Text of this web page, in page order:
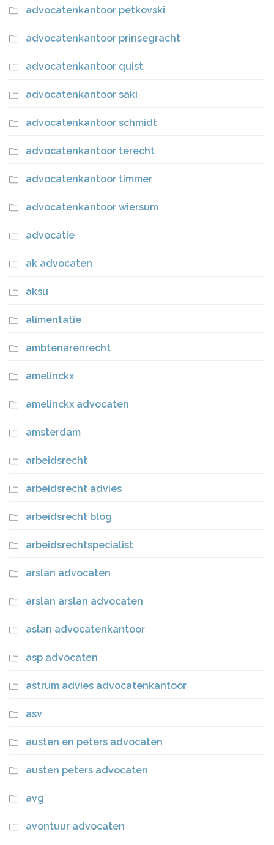
advocatenkantoor petkovski
advocatenkantoor prinsegracht
advocatenkantoor quist
advocatenkantoor saki
advocatenkantoor schmidt
advocatenkantoor terecht
advocatenkantoor timmer
advocatenkantoor wiersum
advocatie
ak advocaten
aksu
alimentatie
ambtenarenrecht
amelinckx
amelinckx advocaten
amsterdam
arbeidsrecht
arbeidsrecht advies
arbeidsrecht blog
arbeidsrechtspecialist
arslan advocaten
arslan arslan advocaten
aslan advocatenkantoor
asp advocaten
astrum advies advocatenkantoor
asv
austen en peters advocaten
austen peters advocaten
avg
avontuur advocaten